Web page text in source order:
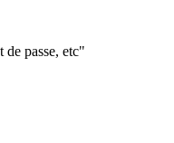
passe, etc"